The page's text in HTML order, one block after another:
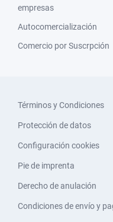
empresas
Autocomercialización
Comercio por Suscrpción
Términos y Condiciones
Protección de datos
Configuración cookies
Pie de imprenta
Derecho de anulación
Condiciones de envío y